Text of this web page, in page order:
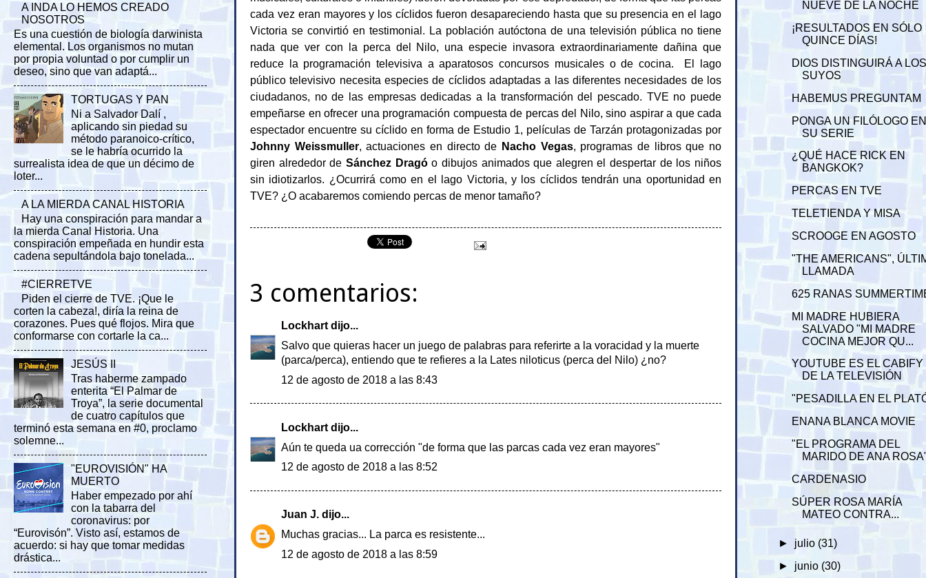
cada vez eran mayores y los cíclidos fueron desapareciendo hasta que su presencia en el lago
Victoria se convirtió en testimonial. La población autóctona de una televisión pública no tiene
nada que ver con la perca del Nilo, una especie invasora extraordinariamente dañina que
reduce la programación televisiva a aparatosos concursos musicales o de cocina. El lago
público televisivo necesita especies de cíclidos adaptadas a las diferentes necesidades de los
ciudadanos, no de las empresas dedicadas a la transformación del pescado. TVE no puede
empeñarse en ofrecer una programación compuesta de percas del Nilo, sino aspirar a que cada
espectador encuentre su cíclido en forma de Estudio 1, películas de Tarzán protagonizadas por
Johnny Weissmuller, actuaciones en directo de Nacho Vegas, programas de libros que no
giren alrededor de Sánchez Dragóo dibujos animados que alegren el despertar de los niños
sin idiotizarlos. ¿Ocurrirá como en el lago Victoria, y los cíclidos tendrán una oportunidad en
TVE? ¿O acabaremos comiendo percas de menor tamaño?
3 comentarios:
Lockhart dijo...
Salvo que quieras hacer un juego de palabras para referirte a la voracidad y la muerte
(parca/perca), entiendo que te refieres a la Lates niloticus (perca del Nilo) ¿no?
12 de agosto de 2018 a las 8:43
Lockhart dijo...
Aún te queda ua corrección "de forma que las parcas cada vez eran mayores"
12 de agosto de 2018 a las 8:52
Juan J. dijo...
Muchas gracias... La parca es resistente...
12 de agosto de 2018 a las 8:59
A INDA LO HEMOS CREADO
NOSOTROS
Es una cuestión de biología darwinista
elemental. Los organismos no mutan
por propia voluntad o por cumplir un
deseo, sino que van adaptá...
TORTUGAS Y PAN
Ni a Salvador Dalí ,
aplicando sin piedad su
método paranoico-crítico,
se le habría ocurrido la
surrealista idea de que un décimo de
loter...
A LA MIERDA CANAL HISTORIA
Hay una conspiración para mandar a
la mierda Canal Historia. Una
conspiración empeñada en hundir esta
cadena sepultándola bajo tonelada...
#CIERRETVE
Piden el cierre de TVE. ¡Que le
corten la cabeza!, diría la reina de
corazones. Pues qué flojos. Mira que
conformarse con cortarle la ca...
JESÚS II
Tras haberme zampado
enterita “El Palmar de
Troya”, la serie documental
de cuatro capítulos que
terminó esta semana en #0, proclamo
solemne...
"EUROVISIÓN" HA
MUERTO
Haber empezado por ahí
con la tabarra del
coronavirus: por
“Eurovisón”. Visto así, estamos de
acuerdo: si hay que tomar medidas
drástica...
NUEVE DE LA NOCHE
¡RESULTADOS EN SÓLO
QUINCE DÍAS!
DIOS DISTINGUIRÁ A
SUYOS
HABEMUS PREGUNTAM
PONGA UN FILÓLOGO
SU SERIE
¿QUÉ HACE RICK EN
BANGKOK?
PERCAS EN TVE
TELETIENDA Y MISA
SCROOGE EN AGOSTO
"THE AMERICANS",
LLAMADA
625 RANAS
MI MADRE HUBIERA
SALVADO "MI MADRE
COCINA MEJOR QU...
YOUTUBE ES EL CABIFY
DE LA TELEVISIÓN
"PESADILLA EN EL
ENANA BLANCA MOVIE
"EL PROGRAMA DEL
MARIDO DE ANA
CARDENASIO
SÚPER ROSA MARÍA
MATEO CONTRA...
► julio (31)
► junio (30)